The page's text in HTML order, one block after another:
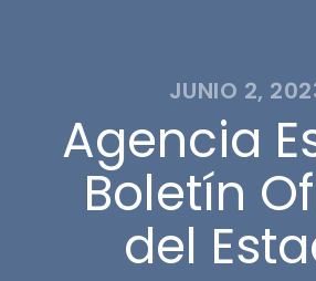
JUNIO 2,
Agencia
Boletín
del